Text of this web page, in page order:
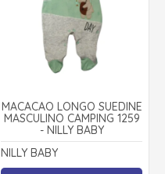
MACACÃO LONGO SUEDINE
MASCULINO CAMPING 1259
- NILLY BABY
NILLY BABY